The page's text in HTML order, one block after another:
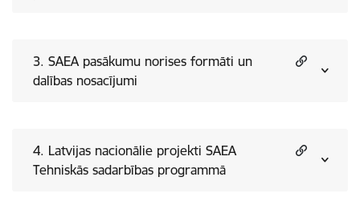
3. SAEA pasākumu norises formāti un
dalības nosacījumi
4. Latvijas nacionālie projekti SAEA
Tehniskās sadarbības programmā